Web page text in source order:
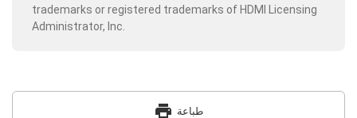
trademarks or registered trademarks of HDMI Licensing
Administrator, Inc.
print طباعة